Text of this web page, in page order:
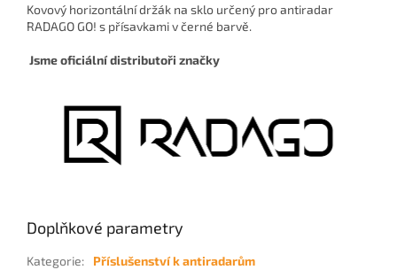
Kovový horizontální držák na sklo určený pro antiradar
RADAGO GO! s přísavkami v černé barvě.
Jsme oficiální distributoři značky
Doplňkové parametry
Kategorie:
Příslušenství k antiradarům